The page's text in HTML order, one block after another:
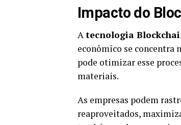
Impacto do
Atecnologia
econômico se concentra
pode otimizar esse
materiais.
As empresas podem
reaproveitados,